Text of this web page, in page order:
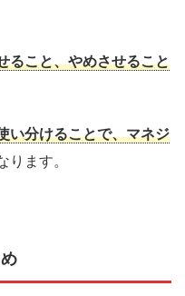
ること、やめさせること
い分けることで、マネジ
ります。